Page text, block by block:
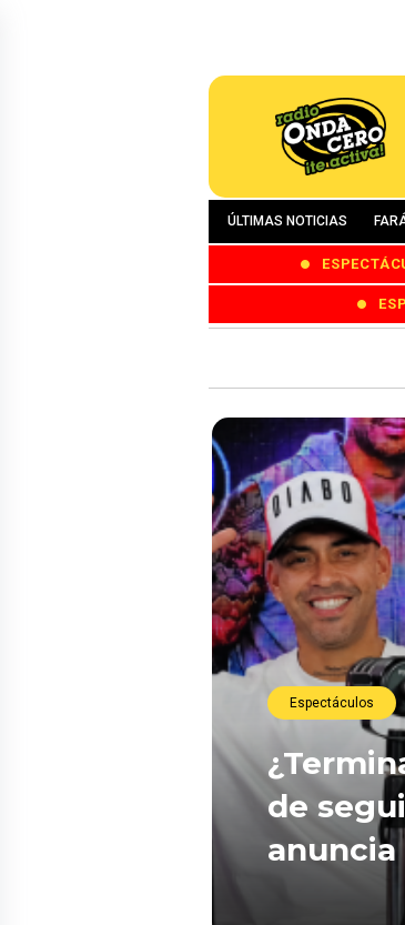
ÚLTIMAS NOTICIAS
Espectáculos
de
anuncia